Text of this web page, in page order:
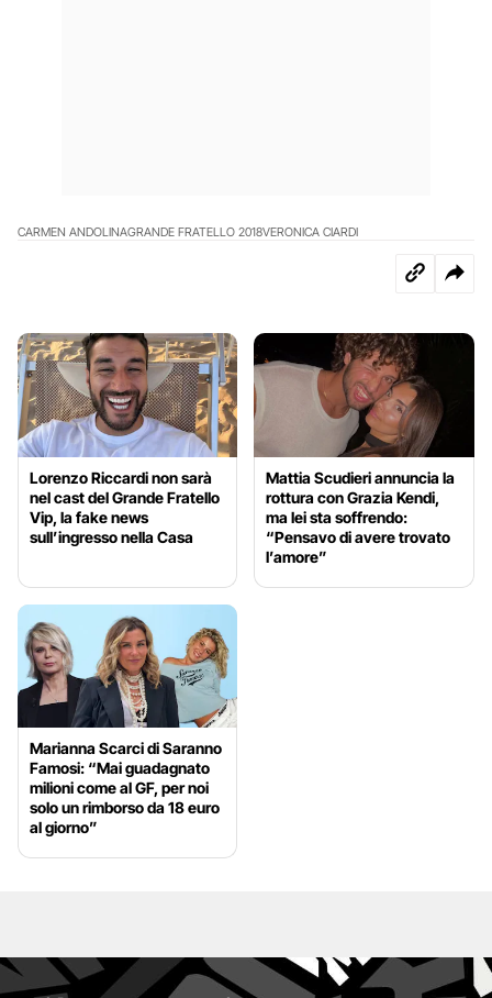
CARMEN ANDOLINAGRANDE FRATELLO 2018VERONICA CIARDI
Lorenzo Riccardi non sarà
nel cast del Grande Fratello
Vip, la fake news
sull’ingresso nella Casa
Mattia Scudieri annuncia la
rottura con Grazia Kendi,
ma lei sta soffrendo:
“Pensavo di avere trovato
l’amore”
Marianna Scarci di Saranno
Famosi: “Mai guadagnato
milioni come al GF, per noi
solo un rimborso da 18 euro
al giorno”